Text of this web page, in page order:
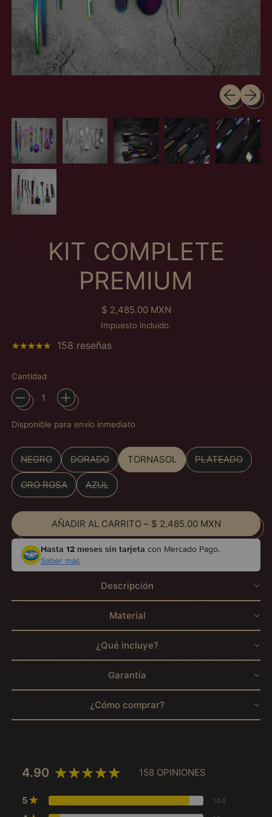
Diapositiva
KIT COMPLETE
PREMIUM
Precio habitual
$ 2,485.00 MXN
Impuesto incluido.
158 reseñas
Cantidad
Disponible para envío inmediato
Color
NEGRO DORADO TORNASOL PLATEADO
ORO ROSA AZUL
AÑADIR AL CARRITO– $ 2,485.00 MXN
Hasta 12 meses sin tarjeta con Mercado Pago.
Saber más
Descripción
Material
¿Qué incluye?
Garantía
¿Cómo comprar?
4.90 158 OPINIONES
5★ 144